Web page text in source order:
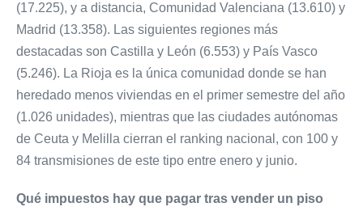
(17.225), y a distancia, Comunidad Valenciana (13.610) y
Madrid (13.358). Las siguientes regiones más
destacadas son Castilla y León (6.553) y País Vasco
(5.246). La Rioja es la única comunidad donde se han
heredado menos viviendas en el primer semestre del año
(1.026 unidades), mientras que las ciudades autónomas
de Ceuta y Melilla cierran el ranking nacional, con 100 y
84 transmisiones de este tipo entre enero y junio.
Qué impuestos hay que pagar tras vender un piso